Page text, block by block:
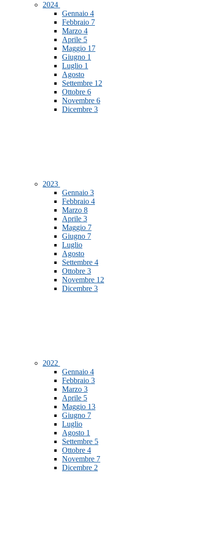
2024
Gennaio 4
Febbraio 7
Marzo 4
Aprile 5
Maggio 17
Giugno 1
Luglio 1
Agosto
Settembre 12
Ottobre 6
Novembre 6
Dicembre 3
2023
Gennaio 3
Febbraio 4
Marzo 8
Aprile 3
Maggio 7
Giugno 7
Luglio
Agosto
Settembre 4
Ottobre 3
Novembre 12
Dicembre 3
2022
Gennaio 4
Febbraio 3
Marzo 3
Aprile 5
Maggio 13
Giugno 7
Luglio
Agosto 1
Settembre 5
Ottobre 4
Novembre 7
Dicembre 2